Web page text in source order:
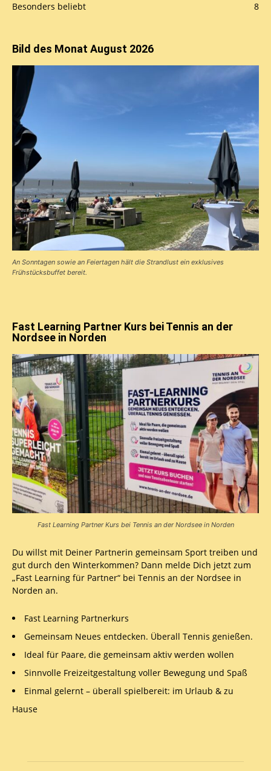
Besonders beliebt
8
Bild des Monat August 2026
An Sonntagen sowie an Feiertagen hält die Strandlust ein exklusives
Frühstücks­buffet bereit.
Fast Learning Partner Kurs bei Tennis an der
Nordsee in Norden
Fast Learning Partner Kurs bei Tennis an der Nordsee in Norden
Du willst mit Deiner Partnerin gemeinsam Sport treiben und
gut durch den Winterkommen? Dann melde Dich jetzt zum
„Fast Learning für Partner“ bei Tennis an der Nordsee in
Norden an.
Fast Learning Partnerkurs
Gemeinsam Neues entdecken. Überall Tennis genießen.
Ideal für Paare, die gemeinsam aktiv werden wollen
Sinnvolle Freizeitgestaltung voller Bewegung und Spaß
Einmal gelernt – überall spielbereit: im Urlaub & zu
Hause